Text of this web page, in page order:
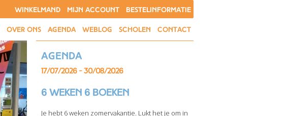
WINKELMAND MIJN ACCOUNT BESTELINFORMATIE
OVER ONS AGENDA WEBLOG SCHOLEN CONTACT
Agenda
17/07/2026 - 30/08/2026
6 weken 6 boeken
Je hebt 6 weken zomervakantie. Lukt het je om in